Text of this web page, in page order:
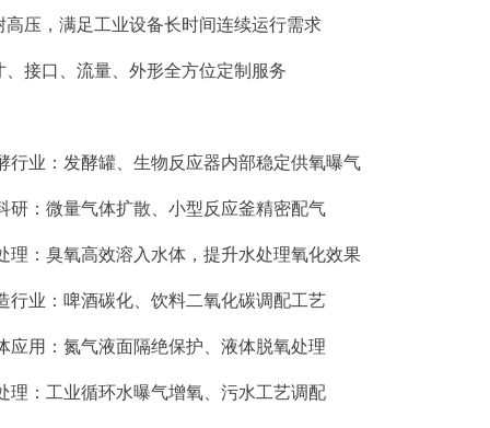
压，满足工业设备长时间连续运行需求
接口、流量、外形全方位定制服务
行业：发酵罐、生物反应器内部稳定供氧曝气
研：微量气体扩散、小型反应釜精密配气
理：臭氧高效溶入水体，提升水处理氧化效果
行业：啤酒碳化、饮料二氧化碳调配工艺
应用：氮气液面隔绝保护、液体脱氧处理
理：工业循环水曝气增氧、污水工艺调配